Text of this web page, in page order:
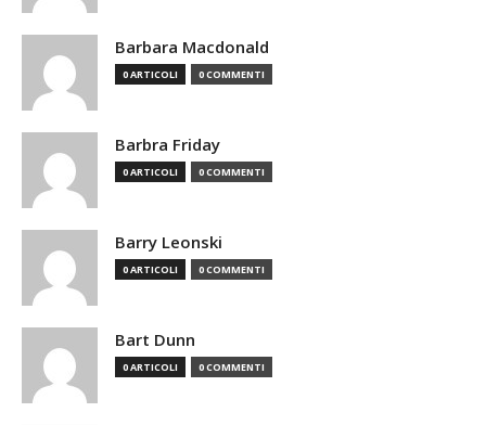
Barbara Macdonald
0 ARTICOLI 0 COMMENTI
Barbra Friday
0 ARTICOLI 0 COMMENTI
Barry Leonski
0 ARTICOLI 0 COMMENTI
Bart Dunn
0 ARTICOLI 0 COMMENTI